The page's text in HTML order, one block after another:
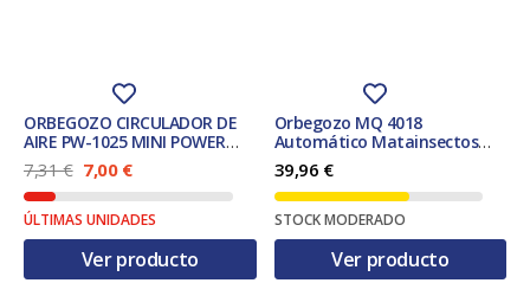
ORBEGOZO CIRCULADOR DE
AIRE PW-1025 MINI POWER
FAN SILVER
7,31€ E
l
p
r
e
c
7,00 €E
l
p
r
c
ÚLTIMAS UNIDADES
Ver producto
Orbegozo MQ 4018
Automático Matainsectos
Apto para uso en interior
Adecuado para uso en
exteriores Negro
39,96 €
STOCK MODERADO
Ver producto